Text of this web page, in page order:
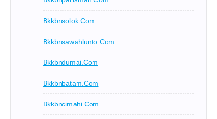
Bkkbnsolok.com
Bkkbnsawahlunto.com
Bkkbndumai.com
Bkkbnbatam.com
Bkkbncimahi.com